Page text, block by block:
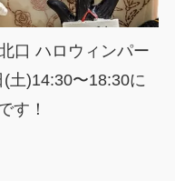
口 ハロウィンパー
土)14:30〜18:30に
す！